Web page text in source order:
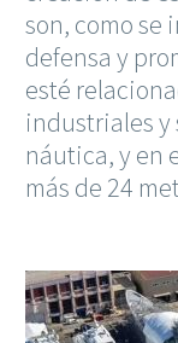
son, como se
defensa y
esté
industriales y
náutica, y en
más de 24